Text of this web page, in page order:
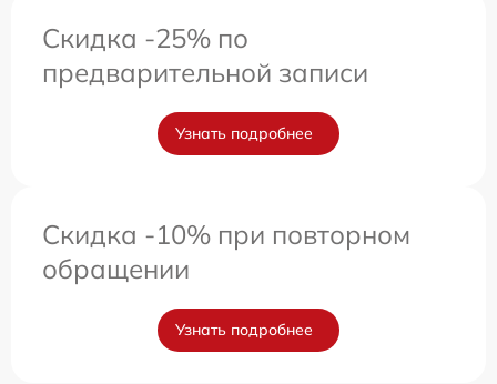
Скидка -25% по
предварительной записи
Узнать подробнее
Скидка -10% при повторном
обращении
Узнать подробнее